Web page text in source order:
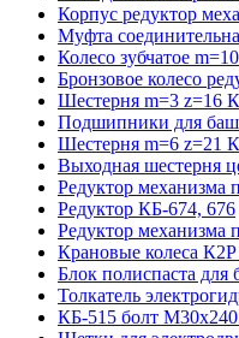
Корпус редуктор
Муфта
Колесо зубчатое
Бронзовое колесо
Шестерня m=3 z=16
Подшипники для
Шестерня m=6 z=21
Выходная шестерня
Редуктор механизма
Редуктор КБ-674, 676
Редуктор механизма
Крановые колеса
Блок полиспаста для
Толкатель
КБ-515 болт